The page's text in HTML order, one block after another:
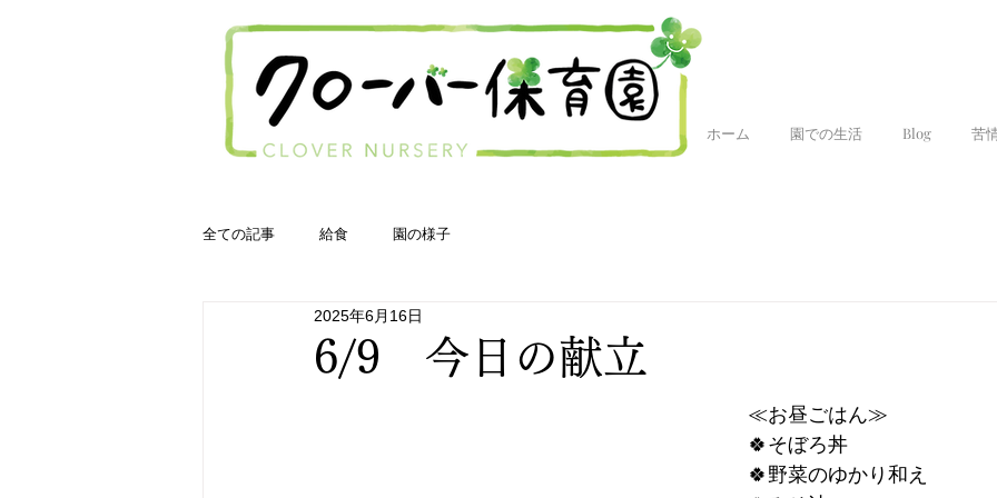
ホーム 園での生活 Blog 苦
全ての記事 給食 園の様子
6/9 今日の献立
2025年6月16日
≪お昼ごはん≫
🍀そぼろ丼
🍀野菜のゆかり和え